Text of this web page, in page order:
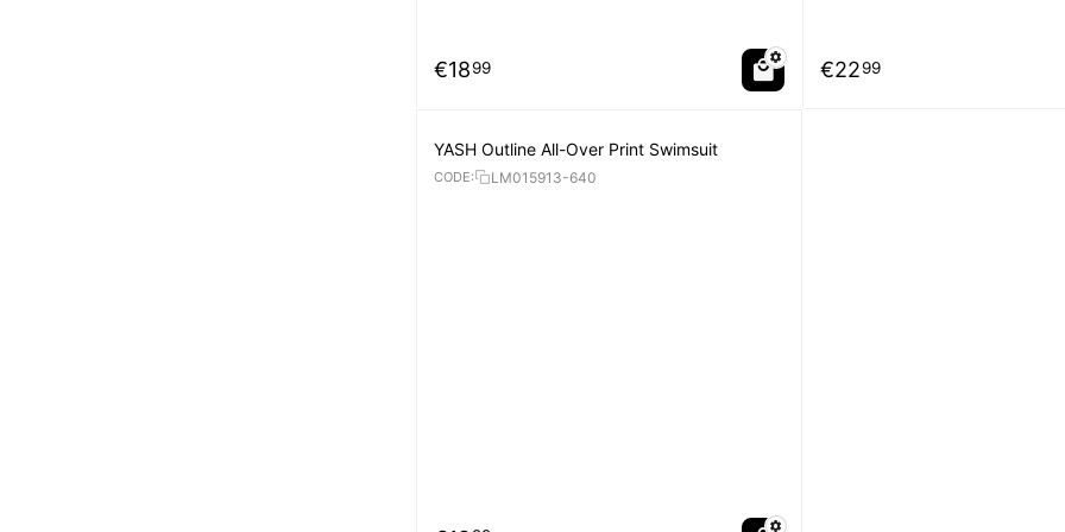
€1899 €2299
YASH Outline All-Over Print Swimsuit
CODE: LM015913-640